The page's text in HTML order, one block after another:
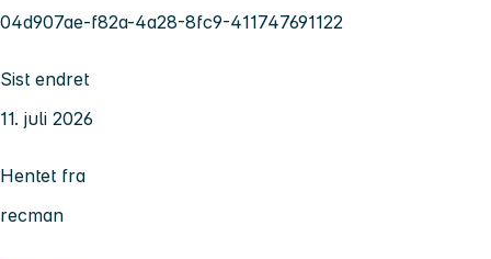
04d907ae-f82a-4a28-8fc9-411747691122
Sist endret
11. juli 2026
Hentet fra
recman